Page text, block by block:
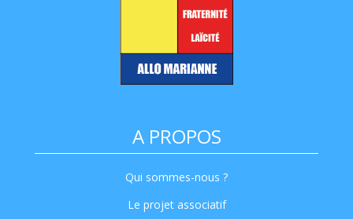
A PROPOS
Qui sommes-nous ?
Le projet associatif